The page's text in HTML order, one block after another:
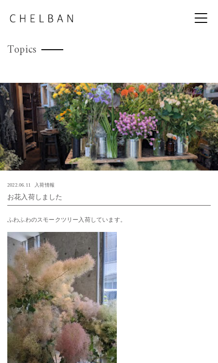
Topics
2022.06.11 入荷情報
お花入荷しました
ふわふわのスモークツリー入荷しています。